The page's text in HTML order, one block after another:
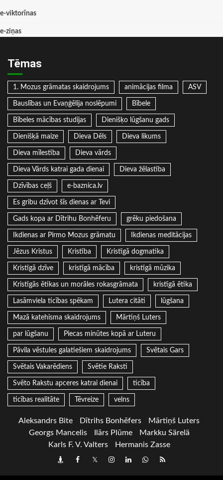
e-viktorīnas
e-ziņas
Tēmas
1. Mozus grāmatas skaidrojums animācijas filma ASV
Bauslības un Evaņģēlija noslēpumi Bībele
Bībeles mācības studijas Dienišķo lūgšanu gads
Dienišķā maize Dieva Dēls Dieva likums
Dieva mīlestība Dieva vārds
Dieva Vārds katrai gada dienai Dieva žēlastība
Dzīvības ceļš e-baznica.lv
Es gribu dzīvot šīs dienas ar Tevi
Gads kopa ar Dītrihu Bonhēferu grēku piedošana
Ikdienas ar Pirmo Mozus grāmatu Ikdienas meditācijas
Jēzus Kristus Kristība Kristīgā dogmatika
Kristīgā dzīve kristīgā mācība kristīgā mūzika
Kristīgās ētikas un morāles rokasgrāmata kristīgā ētika
Lasāmviela ticības spēkam Lutera citāti lūgšana
Mazā katehisma skaidrojums Mārtiņš Luters
par lūgšanu Piecas minūtes kopā ar Luteru
Pāvila vēstules galatiešiem skaidrojums Svētais Gars
Svētais Vakarēdiens Svētie Raksti
Svēto Rakstu apceres katrai dienai ticība
ticības realitāte Tēvreize velns
Aleksandrs Bite Dītrihs Bonhēfers
Mārtiņš Luters
Georgs Mancelis
Ilārs Plūme
Markku Särelä
Karls F. V. Valters
Hermanis Zasse
DraugiemFacebook
TwitterInstagram
LinkedInwhatsapp
RSS